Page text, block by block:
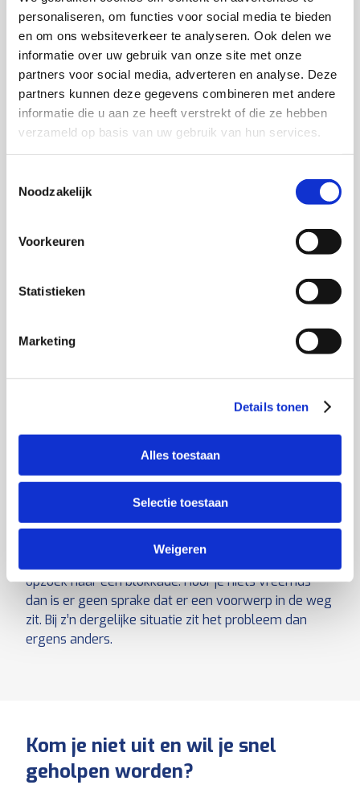
personaliseren, om functies voor social media te bieden
en om ons websiteverkeer te analyseren. Ook delen we
informatie over uw gebruik van onze site met onze
partners voor social media, adverteren en analyse. Deze
partners kunnen deze gegevens combineren met andere
informatie die u aan ze heeft verstrekt of die ze hebben
verzameld op basis van uw gebruik van hun services.
Noodzakelijk
Voorkeuren
Statistieken
Marketing
Details tonen
Alles toestaan
Selectie toestaan
Weigeren
verwijderen, is het verstandig om eerst het
restwater weg te laten lopen. Dit doe je door
handdoeken neer te leggen met daarop een grote
emmer om het water op te nemen. Mocht je
bepaalde voorwerpen vinden, dan is dit de reden dat
jouw wasmachine het water niet pompt. Het is
verstandig om alle voorwerpen die niet in een
wasmachine horen te verwijderen. Zet weer het
Hieronder hebben wij de oorzaken voor problemen
Het is mogelijk dat de pomp geen stroom meer
ontvangt;
Hoor je een zachte zoemtoon in plaats van een
Mogelijke oplossingen voor waterpomp
Verschoon het filter;
Vervang het waterpomp;
opzoek naar een blokkade. Hoor je niets vreemds
dan is er geen sprake dat er een voorwerp in de weg
zit. Bij z’n dergelijke situatie zit het probleem dan
ergens anders.
Kom je niet uit en wil je snel
geholpen worden?